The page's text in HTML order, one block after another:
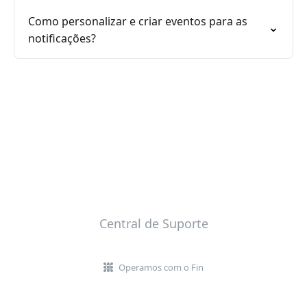
Como personalizar e criar eventos para as
notificações?
Central de Suporte
Operamos com o Fin